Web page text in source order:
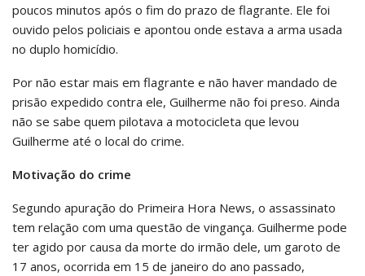
poucos minutos após o fim do prazo de flagrante. Ele foi
ouvido pelos policiais e apontou onde estava a arma usada
no duplo homicídio.
Por não estar mais em flagrante e não haver mandado de
prisão expedido contra ele, Guilherme não foi preso. Ainda
não se sabe quem pilotava a motocicleta que levou
Guilherme até o local do crime.
Motivação do crime
Segundo apuração do Primeira Hora News, o assassinato
tem relação com uma questão de vingança. Guilherme pode
ter agido por causa da morte do irmão dele, um garoto de
17 anos, ocorrida em 15 de janeiro do ano passado,